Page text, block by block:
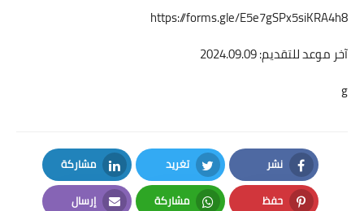
https://forms.gle/E5e7gSPx5siKRA4h8
آخر موعد للتقديم: 2024.09.09
g
نشر
Facebook
تغريد
Twitter
مشاركة
LinkedIn
حفظ مشاركة إرسال